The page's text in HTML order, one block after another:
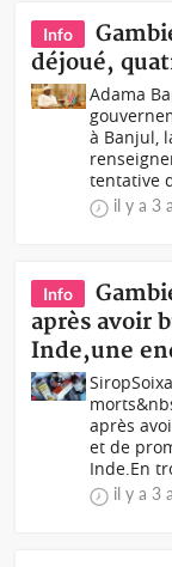
Info
déjoué,
Adama
à Banjul,
tentative
il y a 3
Info
après avoir
Inde,une
après
et de
Inde.En
il y a 3